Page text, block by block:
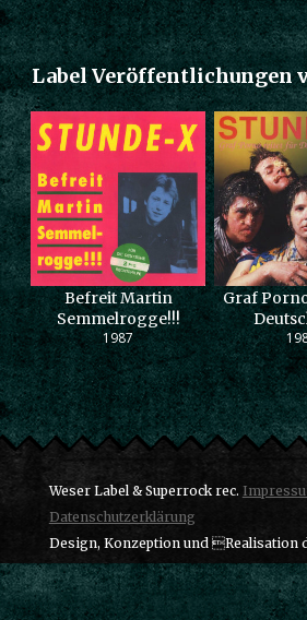
Label Veröffentlichungen
Befreit Martin
Semmelrogge!!!
1987
Graf
Weser Label & Superrock rec.
Datenschutzerklärung
Design, Konzeption und Realisation